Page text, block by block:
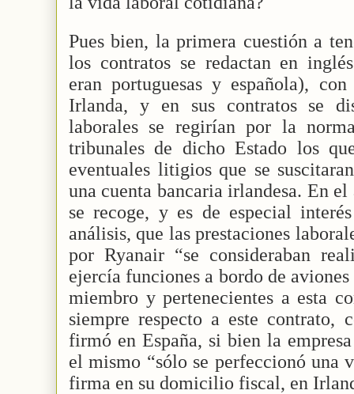
Pues bien, la primera cuestión a
los contratos se redactan en
eran portuguesas y española),
Irlanda, y en sus contratos se
laborales se regirían por la
tribunales de dicho Estado los
eventuales litigios que se
una cuenta bancaria irlandesa. En
se recoge, y es de especial
análisis, que las prestaciones
por Ryanair “se consideraban
ejercía funciones a bordo de
miembro y pertenecientes a esta
siempre respecto a este contrato,
firmó en España, si bien la
el mismo “sólo se perfeccionó una
firma en su domicilio fiscal, en